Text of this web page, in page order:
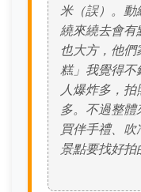
米（誤）。動
繞來繞去會有
也大方，他
糕」我覺得不
人爆炸多，
多。不過整體
買伴手禮、
景點要找好拍